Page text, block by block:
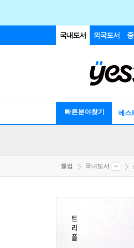
국내도서 외국도서
빠른분야찾기 베스
웰컴 국내도서